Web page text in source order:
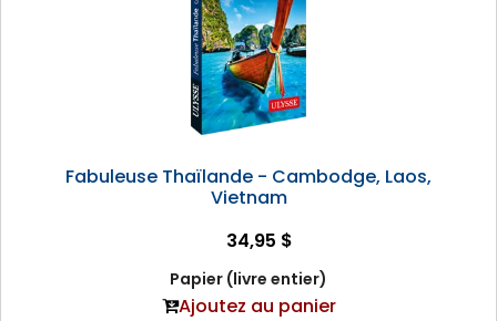
Fabuleuse Thaïlande - Cambodge, Laos,
Vietnam
34,95 $
Papier (livre entier)
Ajoutez au panier